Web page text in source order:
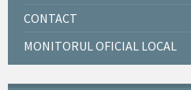
CONTACT
MONITORUL OFICIAL LOCAL